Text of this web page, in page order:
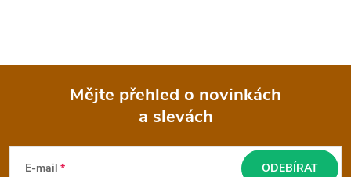
p
Mějte přehled o novinkách
a slevách
E-mail ODEBÍRAT